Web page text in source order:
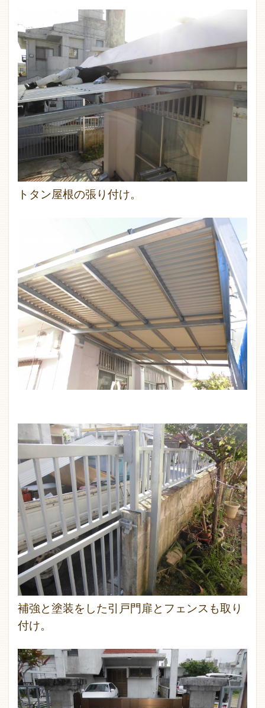
トタン屋根の張り付け。
補強と塗装をした引戸門扉とフェンスも取り
付け。